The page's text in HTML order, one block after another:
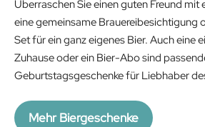
r
i
g
i
n
l
u
r
r
e
n
Überraschen Sie einen guten Freund
eine gemeinsame Brauereibesichtigung
Set für ein ganz eigenes Bier. Auch eine
Zuhause oder ein Bier-Abo sind
Geburtstagsgeschenke für Liebhaber
Mehr Biergeschenke